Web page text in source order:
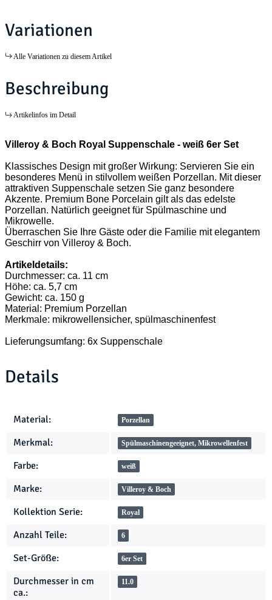
Variationen
Alle Variationen zu diesem Artikel
Beschreibung
Artikelinfos im Detail
Villeroy & Boch Royal Suppenschale - weiß 6er Set
Klassisches Design mit großer Wirkung: Servieren Sie ein
besonderes Menü in stilvollem weißen Porzellan. Mit dieser
attraktiven Suppenschale setzen Sie ganz besondere
Akzente. Premium Bone Porcelain gilt als das edelste
Porzellan. Natürlich geeignet für Spülmaschine und
Mikrowelle.
Überraschen Sie Ihre Gäste oder die Familie mit elegantem
Geschirr von Villeroy & Boch.
Artikeldetails:
Durchmesser: ca. 11 cm
Höhe: ca. 5,7 cm
Gewicht: ca. 150 g
Material: Premium Porzellan
Merkmale: mikrowellensicher, spülmaschinenfest
Lieferungsumfang: 6x Suppenschale
Details
Produkteigenschaft
Wert
Material: Porzellan
Merkmal: Spülmaschinengeeignet, Mikrowellenfest
Farbe: weiß
Marke: Villeroy & Boch
Kollektion Serie: Royal
Anzahl Teile: 6
Set-Größe: 6er Set
Durchmesser in cm
ca.:
11.0